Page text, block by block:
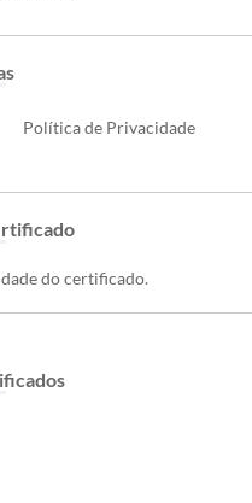
Política de Privacidade
do certificado.